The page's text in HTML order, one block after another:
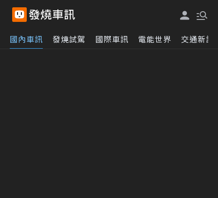
國內車訊 發燒試駕 國際車訊 電能世界 交通新訊